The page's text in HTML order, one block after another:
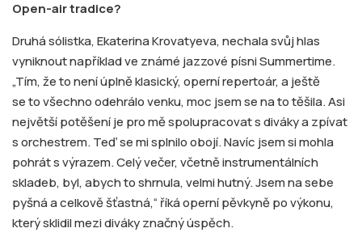
Open-air tradice?
Druhá sólistka, Ekaterina Krovatyeva, nechala svůj hlas
vyniknout například ve známé jazzové písni Summertime.
„Tím, že to není úplně klasický, operní repertoár, a ještě
se to všechno odehrálo venku, moc jsem se na to těšila. Asi
největší potěšení je pro mě spolupracovat s diváky a zpívat
s orchestrem. Teď se mi splnilo obojí. Navíc jsem si mohla
pohrát s výrazem. Celý večer, včetně instrumentálních
skladeb, byl, abych to shrnula, velmi hutný. Jsem na sebe
pyšná a celkově šťastná,“ říká operní pěvkyně po výkonu,
který sklidil mezi diváky značný úspěch.